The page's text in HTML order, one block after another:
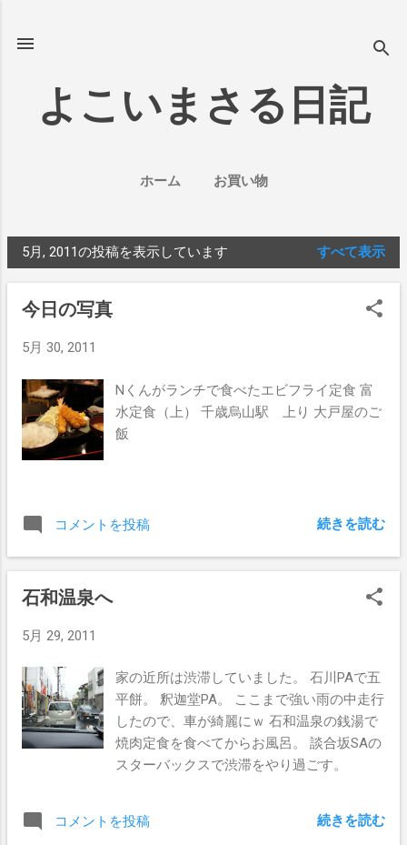
よこいまさる日記
ホーム お買い物
投
5月, 2011の投稿を表示しています すべて表示
今日の写真
5月 30, 2011
Nくんがランチで食べたエビフライ定食 富
水定食（上） 千歳烏山駅 上り 大戸屋のご
飯
コメントを投稿 続きを読む
石和温泉へ
5月 29, 2011
家の近所は渋滞していました。 石川PAで五
平餅。 釈迦堂PA。 ここまで強い雨の中走行
したので、車が綺麗にｗ 石和温泉の銭湯で
焼肉定食を食べてからお風呂。 談合坂SAの
スターバックスで渋滞をやり過ごす。
コメントを投稿 続きを読む